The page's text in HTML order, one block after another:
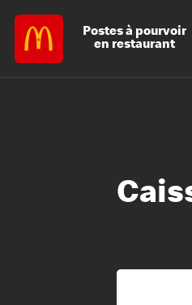
Postes à pourvoir
en restaurant